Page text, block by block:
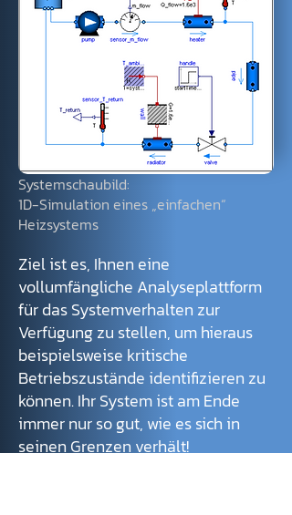
Systemschaubild:
1D-Simulation eines „einfachen“
Heizsystems
Ziel ist es, Ihnen eine
vollumfängliche Analyseplattform
für das Systemverhalten zur
Verfügung zu stellen, um hieraus
beispielsweise kritische
Betriebszustände identifizieren zu
können. Ihr System ist am Ende
immer nur so gut, wie es sich in
seinen Grenzen verhält!